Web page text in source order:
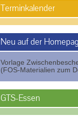
Terminkalender
Neu auf der
Vorlage
(FOS-Materialien zum
GTS-Essen